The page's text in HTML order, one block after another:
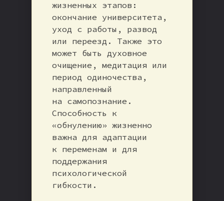
жизненных этапов:
окончание университета,
уход с работы, развод
или переезд. Также это
может быть духовное
очищение, медитация или
период одиночества,
направленный
на самопознание.
Способность к
«обнулению» жизненно
важна для адаптации
к переменам и для
поддержания
психологической
гибкости.